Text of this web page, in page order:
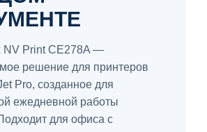
NV Print CE278A —
решение для принтеров
Pro, созданное для
ежедневной работы
для офиса с